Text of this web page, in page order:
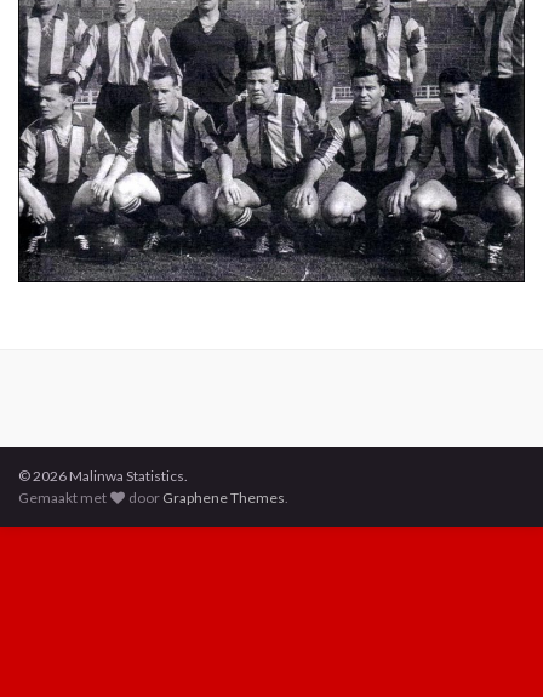
© 2026 Malinwa Statistics.
Gemaakt met
door Graphene Themes.